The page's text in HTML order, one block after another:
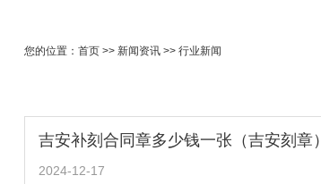
您的位置： 首页>> 新闻资讯>> 行业新闻
吉安补刻合同章多少钱一张（吉安刻章）
2024-12-17